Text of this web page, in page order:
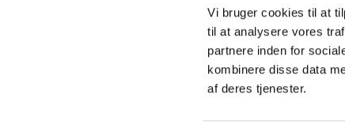
Vi bruger cookies til at
til at analysere vores
partnere inden for
kombinere disse data
af deres tjenester.